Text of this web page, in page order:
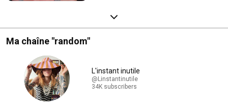
Ma chaîne "random"
L'instant inutile
@Linstantinutile
34K subscribers